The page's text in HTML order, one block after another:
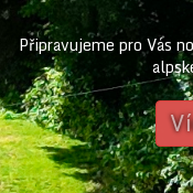
Připravujeme pro Vás